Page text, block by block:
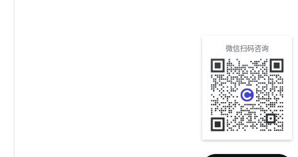
微信扫码咨询